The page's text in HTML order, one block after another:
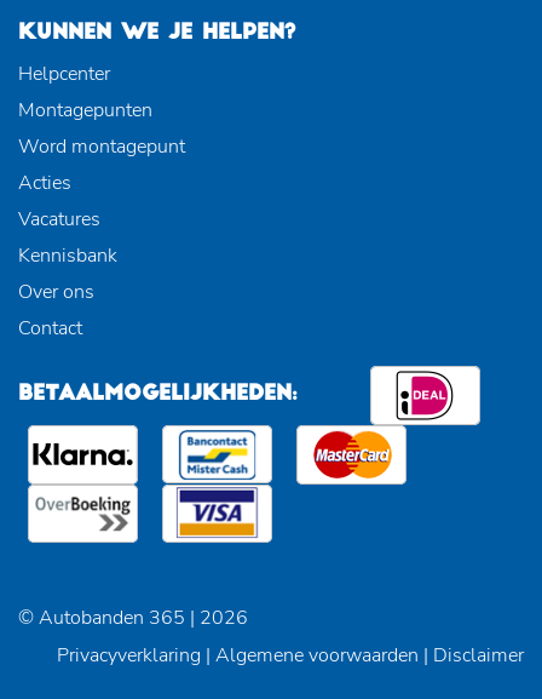
KUNNEN WE JE HELPEN?
Helpcenter
Montagepunten
Word montagepunt
Acties
Vacatures
Kennisbank
Over ons
Contact
BETAALMOGELIJKHEDEN:
© Autobanden 365 | 2026
Privacyverklaring | Algemene voorwaarden | Disclaimer